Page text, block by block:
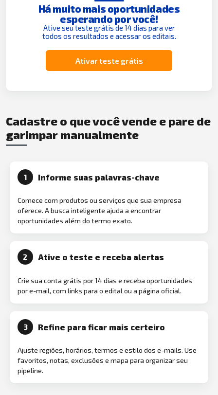
Há muito mais oportunidades
esperando por você!
Ative seu teste grátis de 14 dias para ver
todos os resultados e acessar os editais.
Ativar teste grátis
Cadastre o que você vende e pare de
garimpar manualmente
1 Informe suas palavras-chave
Comece com produtos ou serviços que sua empresa
oferece. A busca inteligente ajuda a encontrar
oportunidades além do termo exato.
2 Ative o teste e receba alertas
Crie sua conta grátis por 14 dias e receba oportunidades
por e-mail, com links para o edital ou a página oficial.
3 Refine para ficar mais certeiro
Ajuste regiões, horários, termos e estilo dos e-mails. Use
favoritos, notas, exclusões e mapa para organizar seu
pipeline.